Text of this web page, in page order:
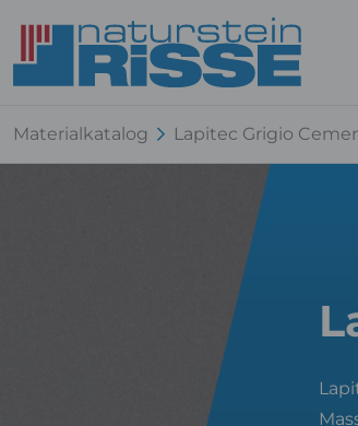
Materialkatalog Lapitec Grigio